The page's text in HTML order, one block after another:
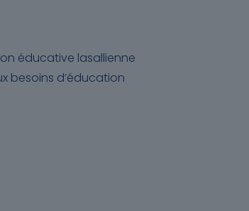
éducative lasallienne
besoins d’éducation